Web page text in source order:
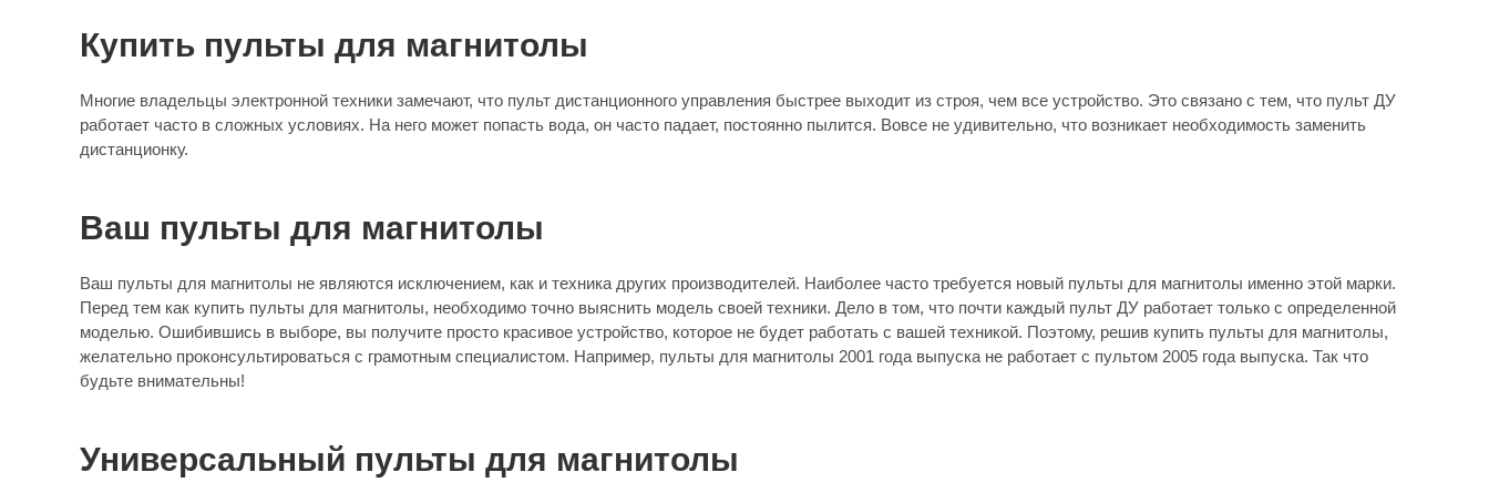
Купить пульты для магнитолы
Многие владельцы электронной техники замечают, что пульт дистанционного управления быстрее выходит из строя, чем все устройство. Это связано с тем, что пульт ДУ
работает часто в сложных условиях. На него может попасть вода, он часто падает, постоянно пылится. Вовсе не удивительно, что возникает необходимость заменить
дистанционку.
Ваш пульты для магнитолы
Ваш пульты для магнитолы не являются исключением, как и техника других производителей. Наиболее часто требуется новый пульты для магнитолы именно этой марки.
Перед тем как купить пульты для магнитолы, необходимо точно выяснить модель своей техники. Дело в том, что почти каждый пульт ДУ работает только с определенной
моделью. Ошибившись в выборе, вы получите просто красивое устройство, которое не будет работать с вашей техникой. Поэтому, решив купить пульты для магнитолы,
желательно проконсультироваться с грамотным специалистом. Например, пульты для магнитолы 2001 года выпуска не работает с пультом 2005 года выпуска. Так что
будьте внимательны!
Универсальный пульты для магнитолы